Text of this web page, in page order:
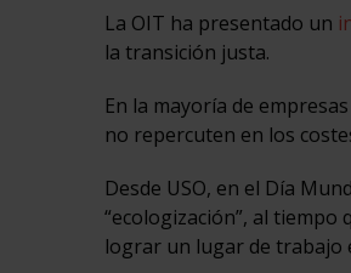
La OIT ha presentado un
la transición justa.
En la mayoría de
no repercuten en los
Desde USO, en el Día
“ecologización”, al
lograr un lugar de trabajo